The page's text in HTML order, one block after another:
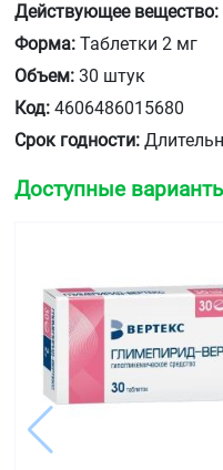
Действующее вещество:
Форма: Таблетки 2 мг
Объем: 30 штук
Код: 4606486015680
Срок годности:
Доступные